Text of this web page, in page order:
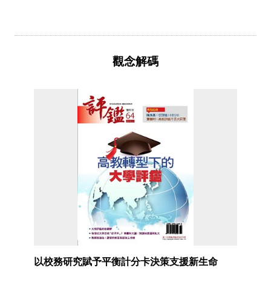
觀念解碼
以校務研究賦予平衡計分卡決策支援新生命